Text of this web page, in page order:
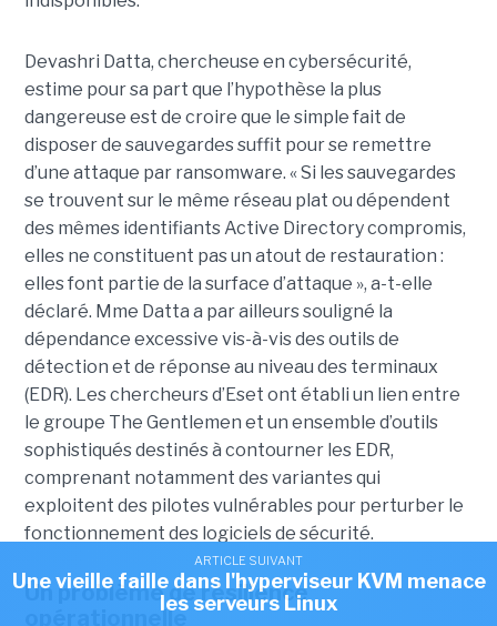
Devashri Datta, chercheuse en cybersécurité,
estime pour sa part que l’hypothèse la plus
dangereuse est de croire que le simple fait de
disposer de sauvegardes suffit pour se remettre
d’une attaque par ransomware. « Si les sauvegardes
se trouvent sur le même réseau plat ou dépendent
des mêmes identifiants Active Directory compromis,
elles ne constituent pas un atout de restauration :
elles font partie de la surface d’attaque », a-t-elle
déclaré. Mme Datta a par ailleurs souligné la
dépendance excessive vis-à-vis des outils de
détection et de réponse au niveau des terminaux
(EDR). Les chercheurs d’Eset ont établi un lien entre
le groupe The Gentlemen et un ensemble d’outils
sophistiqués destinés à contourner les EDR,
comprenant notamment des variantes qui
exploitent des pilotes vulnérables pour perturber le
fonctionnement des logiciels de sécurité.
Un problème de résilience
opérationnelle
ARTICLE SUIVANT
Une vieille faille dans l'hyperviseur KVM menace
les serveurs Linux